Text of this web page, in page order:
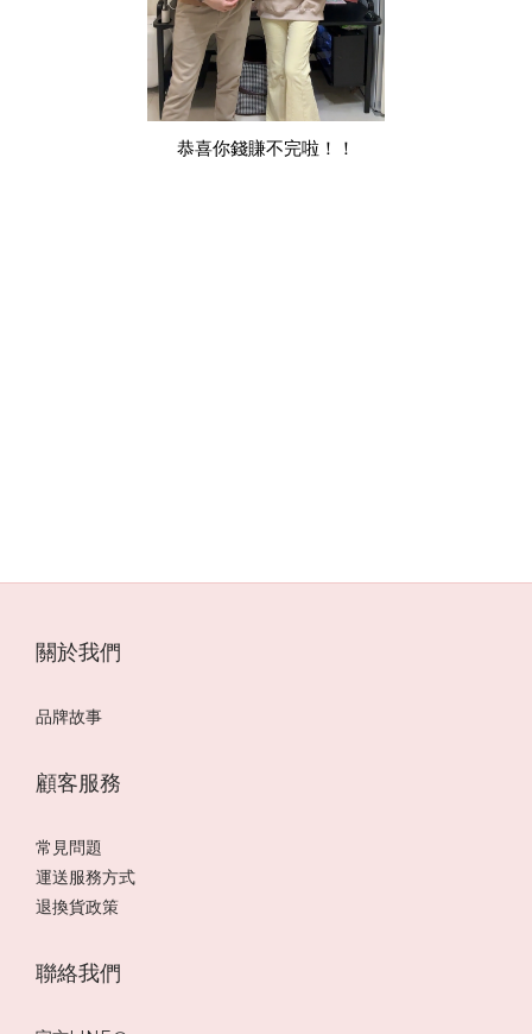
恭喜你錢賺不完啦！！
關於我們
品牌故事
顧客服務
常見問題
運送服務方式
退換貨政策
聯絡我們